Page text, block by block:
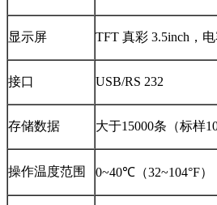
显示屏 TFT 真彩 3.5inch，
接口 USB/RS 232
存储数据 大于15000条（标样
操作温度范围 0~40℃（32~104°F）